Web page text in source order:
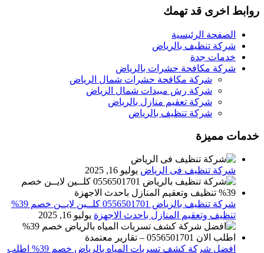
روابط اخرى قد تهمك
الصفحة الرئيسية
شركة تنظيف بالرياض
خدمات جدة
شركة مكافحة حشرات بالرياض
شركة مكافحة حشرات شمال الرياض
شركة رش مبيدات شمال الرياض
شركة تعقيم منازل بالرياض
شركة تنظيف بالرياض
خدمات مميزة
شركة تنظيف فى الرياض يوليو 16, 2025
شركة تنظيف بالرياض 0556501701 كلــين لايــن خصم 39%
تنظيف وتعقيم المنازل باحدث الاجهزة يوليو 16, 2025
افضل شركة كشف تسربات المياه بالرياض خصم 39% اطلب